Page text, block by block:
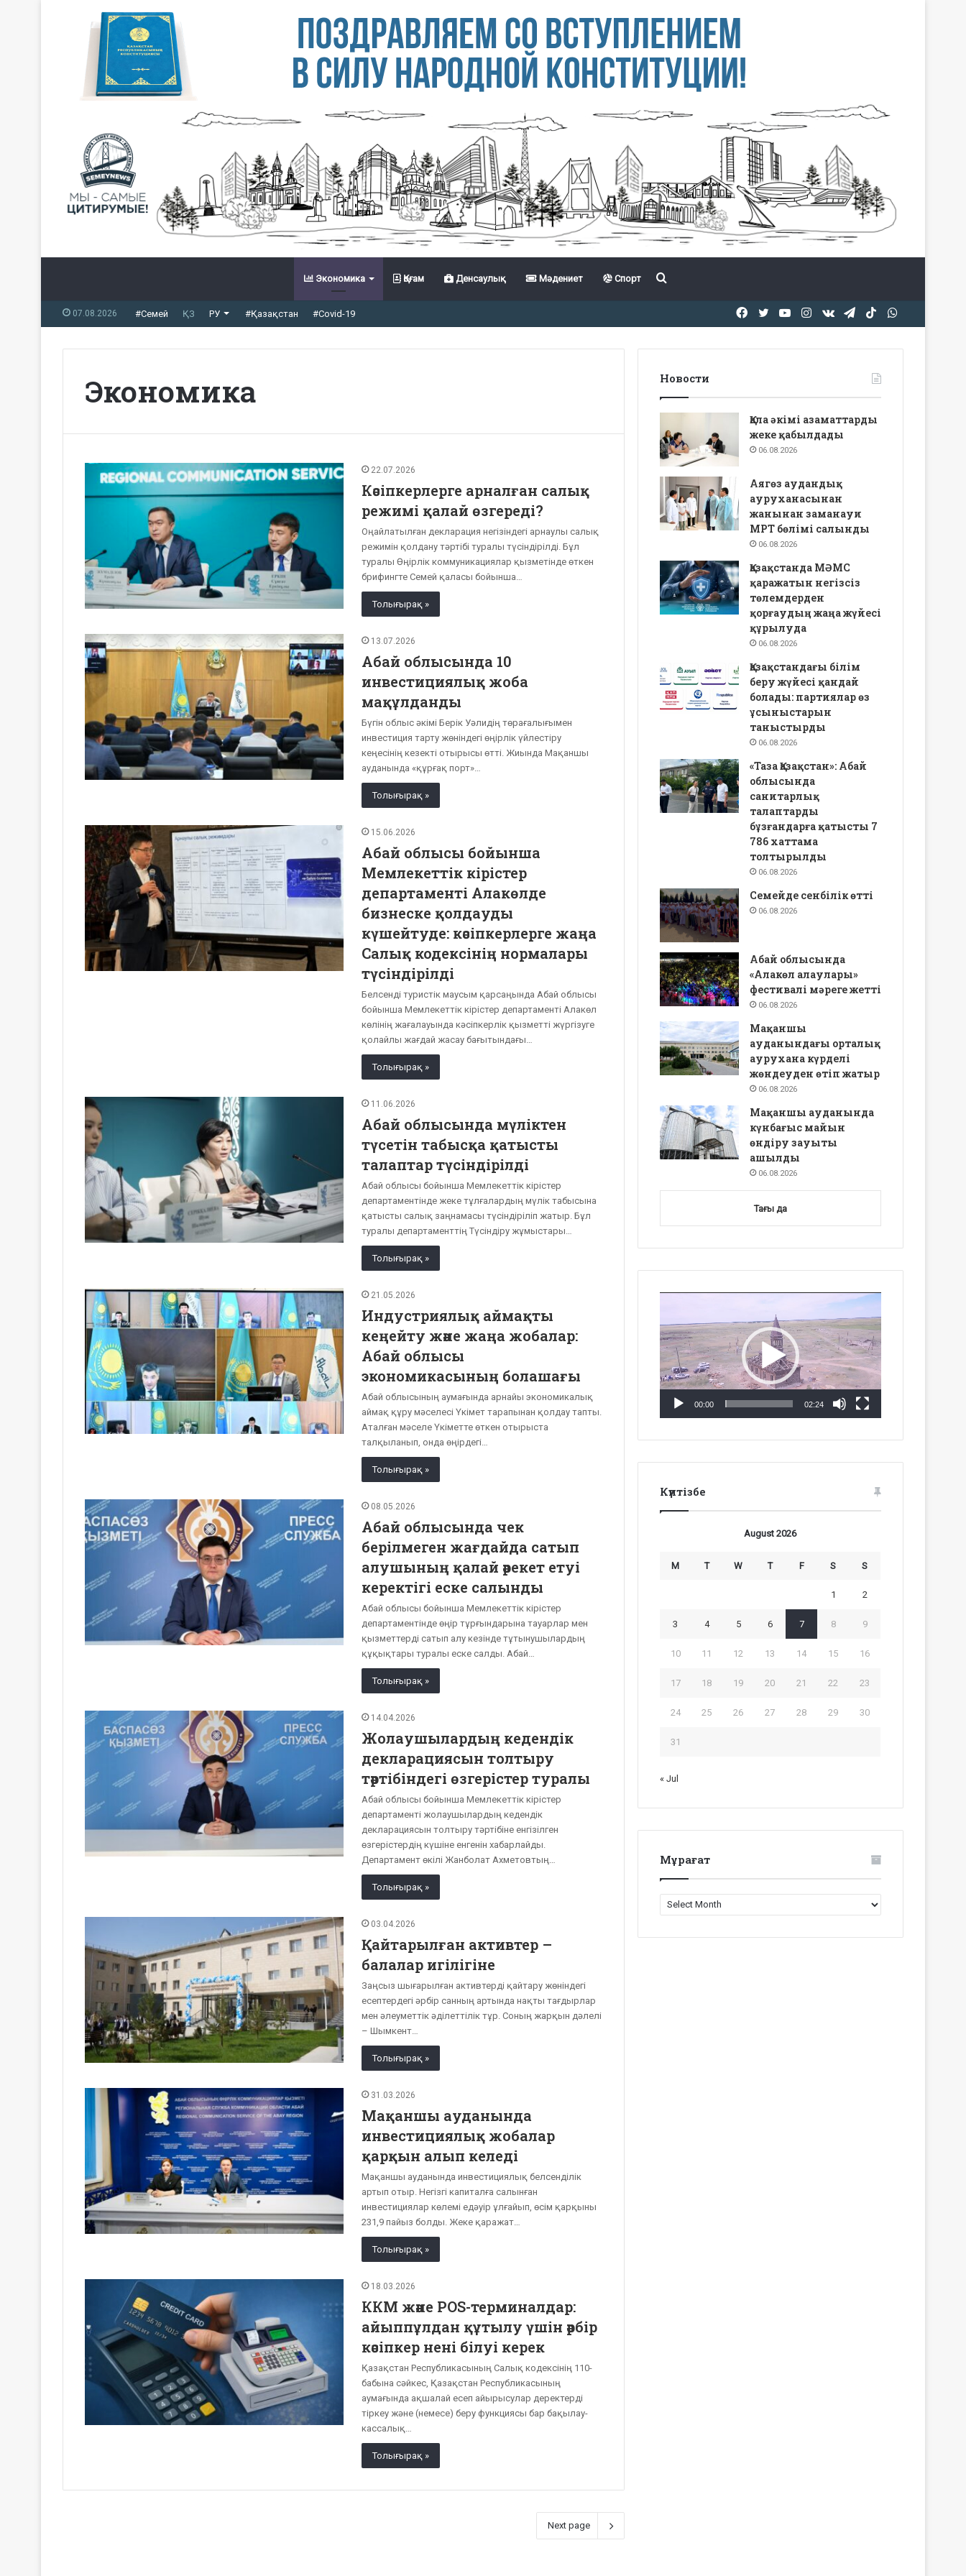
Экономика Қоғам Денсаулық Мәдениет Спорт
07.08.2026 #Семей ҚЗ РУ #Қазақстан #Covid-19 TikTok
Telegram
vk.com
Instagram
YouTube
Twitter
Facebook
Экономика
22.07.2026
Кәсіпкерлерге арналған салық
режимі қалай өзгереді?
Оңайлатылған декларация негізіндегі арнаулы салық
режимін қолдану тәртібі туралы түсіндірілді. Бұл
туралы Өңірлік коммуникациялар қызметінде өткен
брифингте Семей қаласы бойынша…
Толығырақ »
13.07.2026
Абай облысында 10
инвестициялық жоба
мақұлданды
Бүгін облыс әкімі Берік Уәлидің төрағалығымен
инвестиция тарту жөніндегі өңірлік үйлестіру
кеңесінің кезекті отырысы өтті. Жиында Мақаншы
ауданында «құрғақ порт»…
Толығырақ »
15.06.2026
Абай облысы бойынша
Мемлекеттік кірістер
департаменті Алакөлде
бизнеске қолдауды
күшейтуде: кәсіпкерлерге жаңа
Салық кодексінің нормалары
түсіндірілді
Белсенді туристік маусым қарсаңында Абай облысы
бойынша Мемлекеттік кірістер департаменті Алакөл
көлінің жағалауында кәсіпкерлік қызметті жүргізуге
қолайлы жағдай жасау бағытындағы…
Толығырақ »
11.06.2026
Абай облысында мүліктен
түсетін табысқа қатысты
талаптар түсіндірілді
Абай облысы бойынша Мемлекеттік кірістер
департаментінде жеке тұлғалардың мүлік табысына
қатысты салық заңнамасы түсіндіріліп жатыр. Бұл
туралы департаменттің Түсіндіру жұмыстары…
Толығырақ »
21.05.2026
Индустриялық аймақты
кеңейту және жаңа жобалар:
Абай облысы
экономикасының болашағы
Абай облысының аумағында арнайы экономикалық
аймақ құру мәселесі Үкімет тарапынан қолдау тапты.
Аталған мәселе Үкіметте өткен отырыста
талқыланып, онда өңірдегі…
Толығырақ »
08.05.2026
Абай облысында чек
берілмеген жағдайда сатып
алушының қалай әрекет етуі
керектігі еске салынды
Абай облысы бойынша Мемлекеттік кірістер
департаментінде өңір тұрғындарына тауарлар мен
қызметтерді сатып алу кезінде тұтынушылардың
құқықтары туралы еске салды. Абай…
Толығырақ »
14.04.2026
Жолаушылардың кедендік
декларациясын толтыру
тәртібіндегі өзгерістер туралы
Абай облысы бойынша Мемлекеттік кірістер
департаменті жолаушылардың кедендік
декларациясын толтыру тәртібіне енгізілген
өзгерістердің күшіне енгенін хабарлайды.
Департамент өкілі Жанболат Ахметовтың…
Толығырақ »
03.04.2026
Қайтарылған активтер –
балалар игілігіне
Заңсыз шығарылған активтерді қайтару жөніндегі
есептердегі әрбір санның артында нақты тағдырлар
мен әлеуметтік әділеттілік тұр. Соның жарқын дәлелі
– Шымкент…
Толығырақ »
31.03.2026
Мақаншы ауданында
инвестициялық жобалар
қарқын алып келеді
Мақаншы ауданында инвестициялық белсенділік
артып отыр. Негізгі капиталға салынған
инвестициялар көлемі едәуір ұлғайып, өсім қарқыны
231,9 пайыз болды. Жеке қаражат…
Толығырақ »
18.03.2026
ККМ және POS-терминалдар:
айыппұлдан құтылу үшін әрбір
кәсіпкер нені білуі керек
Қазақстан Республикасының Салық кодексінің 110-
бабына сәйкес, Қазақстан Республикасының
аумағында ақшалай есеп айырысулар деректерді
тіркеу және (немесе) беру функциясы бар бақылау-
кассалық…
Толығырақ »
Next page
Новости
Қала әкімі азаматтарды
жеке қабылдады
06.08.2026
Аягөз аудандық
ауруханасынан
жанынан заманауи
МРТ бөлімі салынды
06.08.2026
Қазақстанда МӘМС
қаражатын негізсіз
төлемдерден
қорғаудың жаңа жүйесі
құрылуда
06.08.2026
Қазақстандағы білім
беру жүйесі қандай
болады: партиялар өз
ұсыныстарын
таныстырды
06.08.2026
«Таза Қазақстан»: Абай
облысында
санитарлық
талаптарды
бұзғандарға қатысты 7
786 хаттама
толтырылды
06.08.2026
Семейде сенбілік өтті
06.08.2026
Абай облысында
«Алакөл алаулары»
фестивалі мәреге жетті
06.08.2026
Мақаншы
ауданындағы орталық
аурухана күрделі
жөндеуден өтіп жатыр
06.08.2026
Мақаншы ауданында
күнбағыс майын
өндіру зауыты
ашылды
06.08.2026
Тағы да
00:00 02:24
Күнтізбе
August 2026
M T W T F S S
1 2
3 4 5 6 7 8 9
10 11 12 13 14 15 16
17 18 19 20 21 22 23
24 25 26 27 28 29 30
31
« Jul
Мұрағат
Мұрағат